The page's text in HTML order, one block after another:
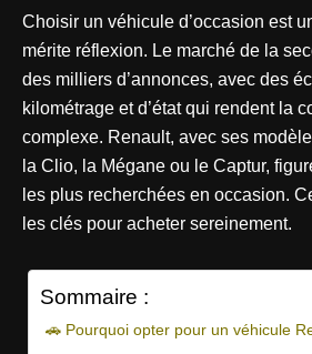
Choisir un véhicule d’occasion est
mérite réflexion. Le marché de la
des milliers d’annonces, avec des
kilométrage et d’état qui rendent la
complexe. Renault, avec ses
la Clio, la Mégane ou le Captur,
les plus recherchées en occasion.
les clés pour acheter sereinement.
Sommaire :
🚗 Pourquoi opter pour un véhicule